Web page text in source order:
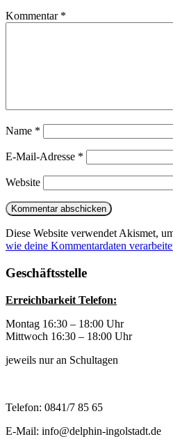
Kommentar *
Name *
E-Mail-Adresse *
Website
Diese Website verwendet Akismet,
wie deine Kommentardaten
Geschäftsstelle
Erreichbarkeit Telefon:
Montag 16:30 – 18:00 Uhr
Mittwoch 16:30 – 18:00 Uhr
jeweils nur an Schultagen
Telefon: 0841/7 85 65
E-Mail: info@delphin-ingolstadt.de